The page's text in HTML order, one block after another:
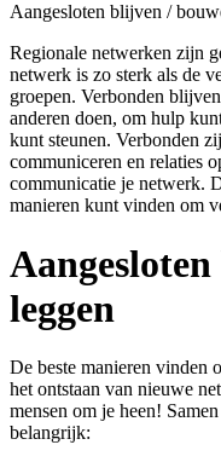
Aangesloten blijven /
Regionale netwerken zijn
netwerk is zo sterk als de
groepen. Verbonden
anderen doen, om hulp
kunt steunen. Verbonden
communiceren en relaties
communicatie je netwerk.
manieren kunt vinden om
leggen
De beste manieren vinden
het ontstaan van nieuwe
mensen om je heen!
belangrijk: